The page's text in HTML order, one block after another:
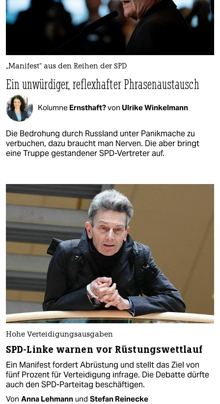
„Manifest“ aus den Reihen der SPD
Ein unwürdiger, reflexhafter Phrasenaustausch
Kolumne Ernsthaft?von Ulrike Winkelmann
Die Bedrohung durch Russland unter Panikmache zu
verbuchen, dazu braucht man Nerven. Die aber bringt
eine Truppe gestandener SPD-Vertreter auf.
Hohe Verteidigungsausgaben
SPD-Linke warnen vor Rüstungswettlauf
Ein Manifest fordert Abrüstung und stellt das Ziel von
fünf Prozent für Verteidigung infrage. Die Debatte dürfte
auch den SPD-Parteitag beschäftigen.
Von Anna Lehmann und Stefan Reinecke